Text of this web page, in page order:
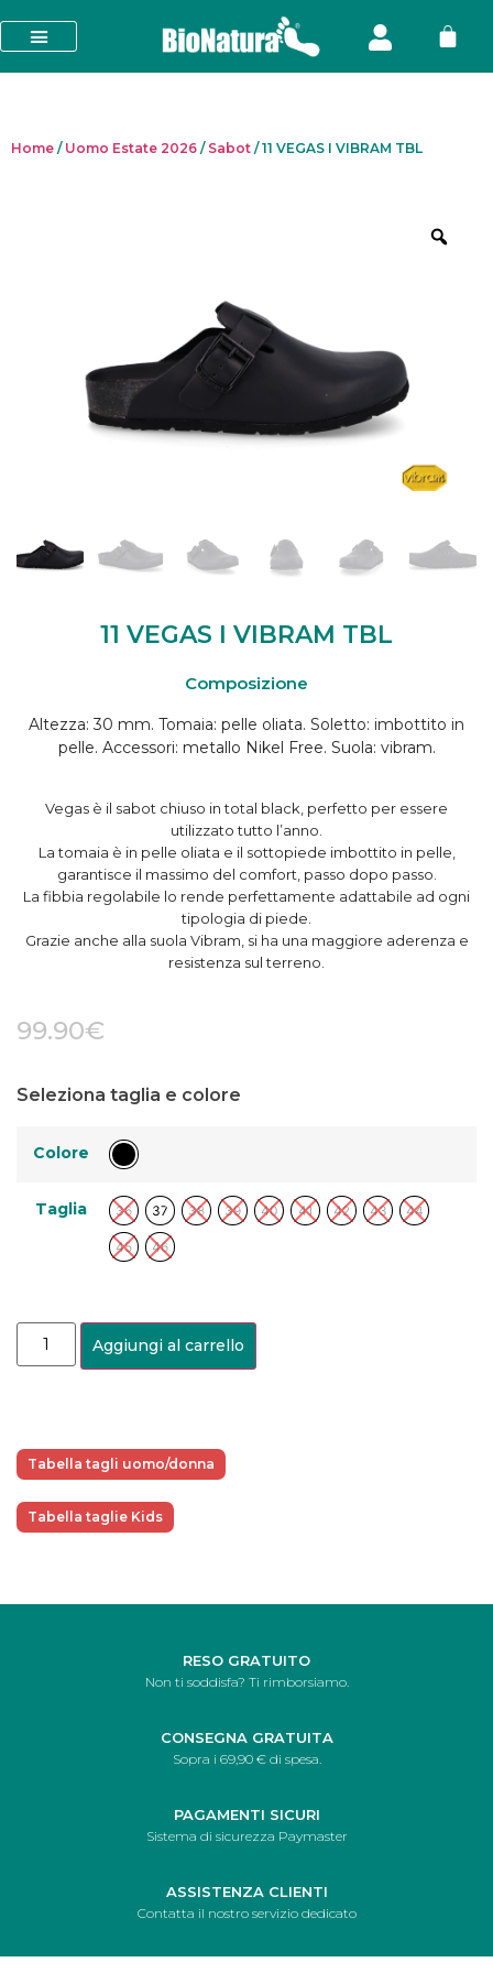
Home / Uomo Estate 2026 / Sabot / 11 VEGAS I VIBRAM TBL
11 VEGAS I VIBRAM TBL
Composizione
Altezza: 30 mm. Tomaia: pelle oliata. Soletto: imbottito in
pelle. Accessori: metallo Nikel Free. Suola: vibram.
Vegas è il sabot chiuso in total black, perfetto per essere
utilizzato tutto l’anno.
La tomaia è in pelle oliata e il sottopiede imbottito in pelle,
garantisce il massimo del comfort, passo dopo passo.
La fibbia regolabile lo rende perfettamente adattabile ad ogni
tipologia di piede.
Grazie anche alla suola Vibram, si ha una maggiore aderenza e
resistenza sul terreno.
99.90€
Seleziona taglia e colore
Colore
Taglia 36 37 38 39 40 41 42 43 44
45 46
Aggiungi al carrello
Tabella tagli uomo/donna
Tabella taglie Kids
RESO GRATUITO
Non ti soddisfa? Ti rimborsiamo.
CONSEGNA GRATUITA
Sopra i 69,90 € di spesa.
PAGAMENTI SICURI
Sistema di sicurezza Paymaster
ASSISTENZA CLIENTI
Contatta il nostro servizio dedicato